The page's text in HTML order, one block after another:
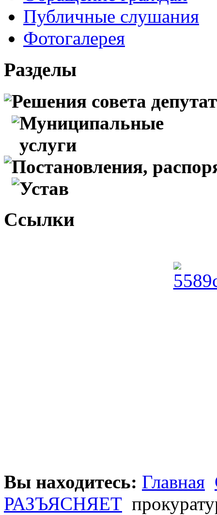
Публичные слушания
Фотогалерея
Разделы
Решения совета
Муниципальные
услуги
Постановления,
Устав
Ссылки
Вы находитесь: Главная
РАЗЪЯСНЯЕТ